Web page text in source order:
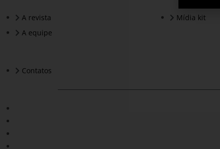
A revista
A equipe
Contatos
Mídia kit